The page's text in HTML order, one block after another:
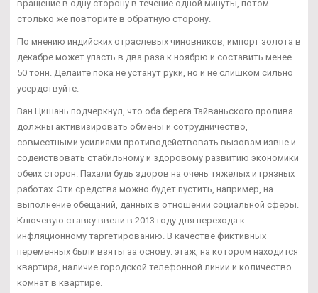
вращение в одну сторону в течение одной минуты, потом
столько же повторите в обратную сторону.
По мнению индийских отраслевых чиновников, импорт золота в
декабре может упасть в два раза к ноябрю и составить менее
50 тонн. Делайте пока не устанут руки, но и не слишком сильно
усердствуйте.
Ван Цишань подчеркнул, что оба берега Тайваньского пролива
должны активизировать обмены и сотрудничество,
совместными усилиями противодействовать вызовам извне и
содействовать стабильному и здоровому развитию экономики
обеих сторон. Пахали будь здоров на очень тяжелых и грязных
работах. Эти средства можно будет пустить, например, на
выполнение обещаний, данных в отношении социальной сферы.
Ключевую ставку ввели в 2013 году для перехода к
инфляционному таргетированию. В качестве фиктивных
переменных были взяты за основу: этаж, на котором находится
квартира, наличие городской телефонной линии и количество
комнат в квартире.